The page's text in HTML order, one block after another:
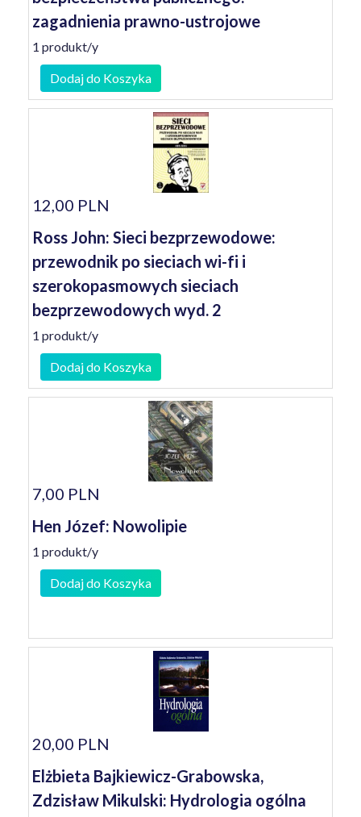
zagadnienia prawno-ustrojowe
1 produkt/y
Dodaj do Koszyka
12,00 PLN
Ross John: Sieci bezprzewodowe:
przewodnik po sieciach wi-fi i
szerokopasmowych sieciach
bezprzewodowych wyd. 2
1 produkt/y
Dodaj do Koszyka
7,00 PLN
Hen Józef: Nowolipie
1 produkt/y
Dodaj do Koszyka
20,00 PLN
Elżbieta Bajkiewicz-Grabowska,
Zdzisław Mikulski: Hydrologia ogólna